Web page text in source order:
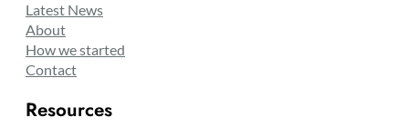
Latest News
About
How we started
Contact
Resources